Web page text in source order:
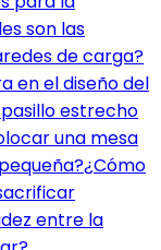
son las
de carga?
en el diseño del
estrecho
una mesa
¿Cómo
entre la